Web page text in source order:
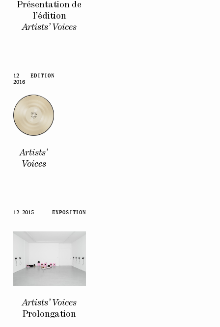
Présentation de
l’édition
Artists’ Voices
12
2016
EDITION
Artists’
Voices
12 2015 EXPOSITION
Artists’ Voices
Prolongation